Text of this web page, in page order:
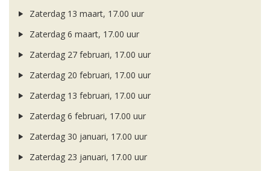
Zaterdag 13 maart, 17.00 uur
Zaterdag 6 maart, 17.00 uur
Zaterdag 27 februari, 17.00 uur
Zaterdag 20 februari, 17.00 uur
Zaterdag 13 februari, 17.00 uur
Zaterdag 6 februari, 17.00 uur
Zaterdag 30 januari, 17.00 uur
Zaterdag 23 januari, 17.00 uur